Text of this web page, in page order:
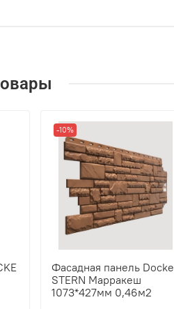
-10%
Фасадная панель Docke
STERN Марракеш
1073*427мм 0,46м2